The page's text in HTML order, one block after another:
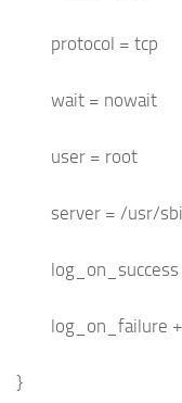
protocol = tcp
wait = nowait
user = root
server = /usr/
log_on_success
log_on_failure
}